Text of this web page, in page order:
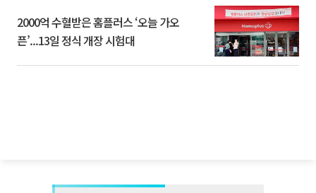
2000억 수혈받은 홈플러스 ‘오늘 가오
픈’...13일 정식 개장 시험대